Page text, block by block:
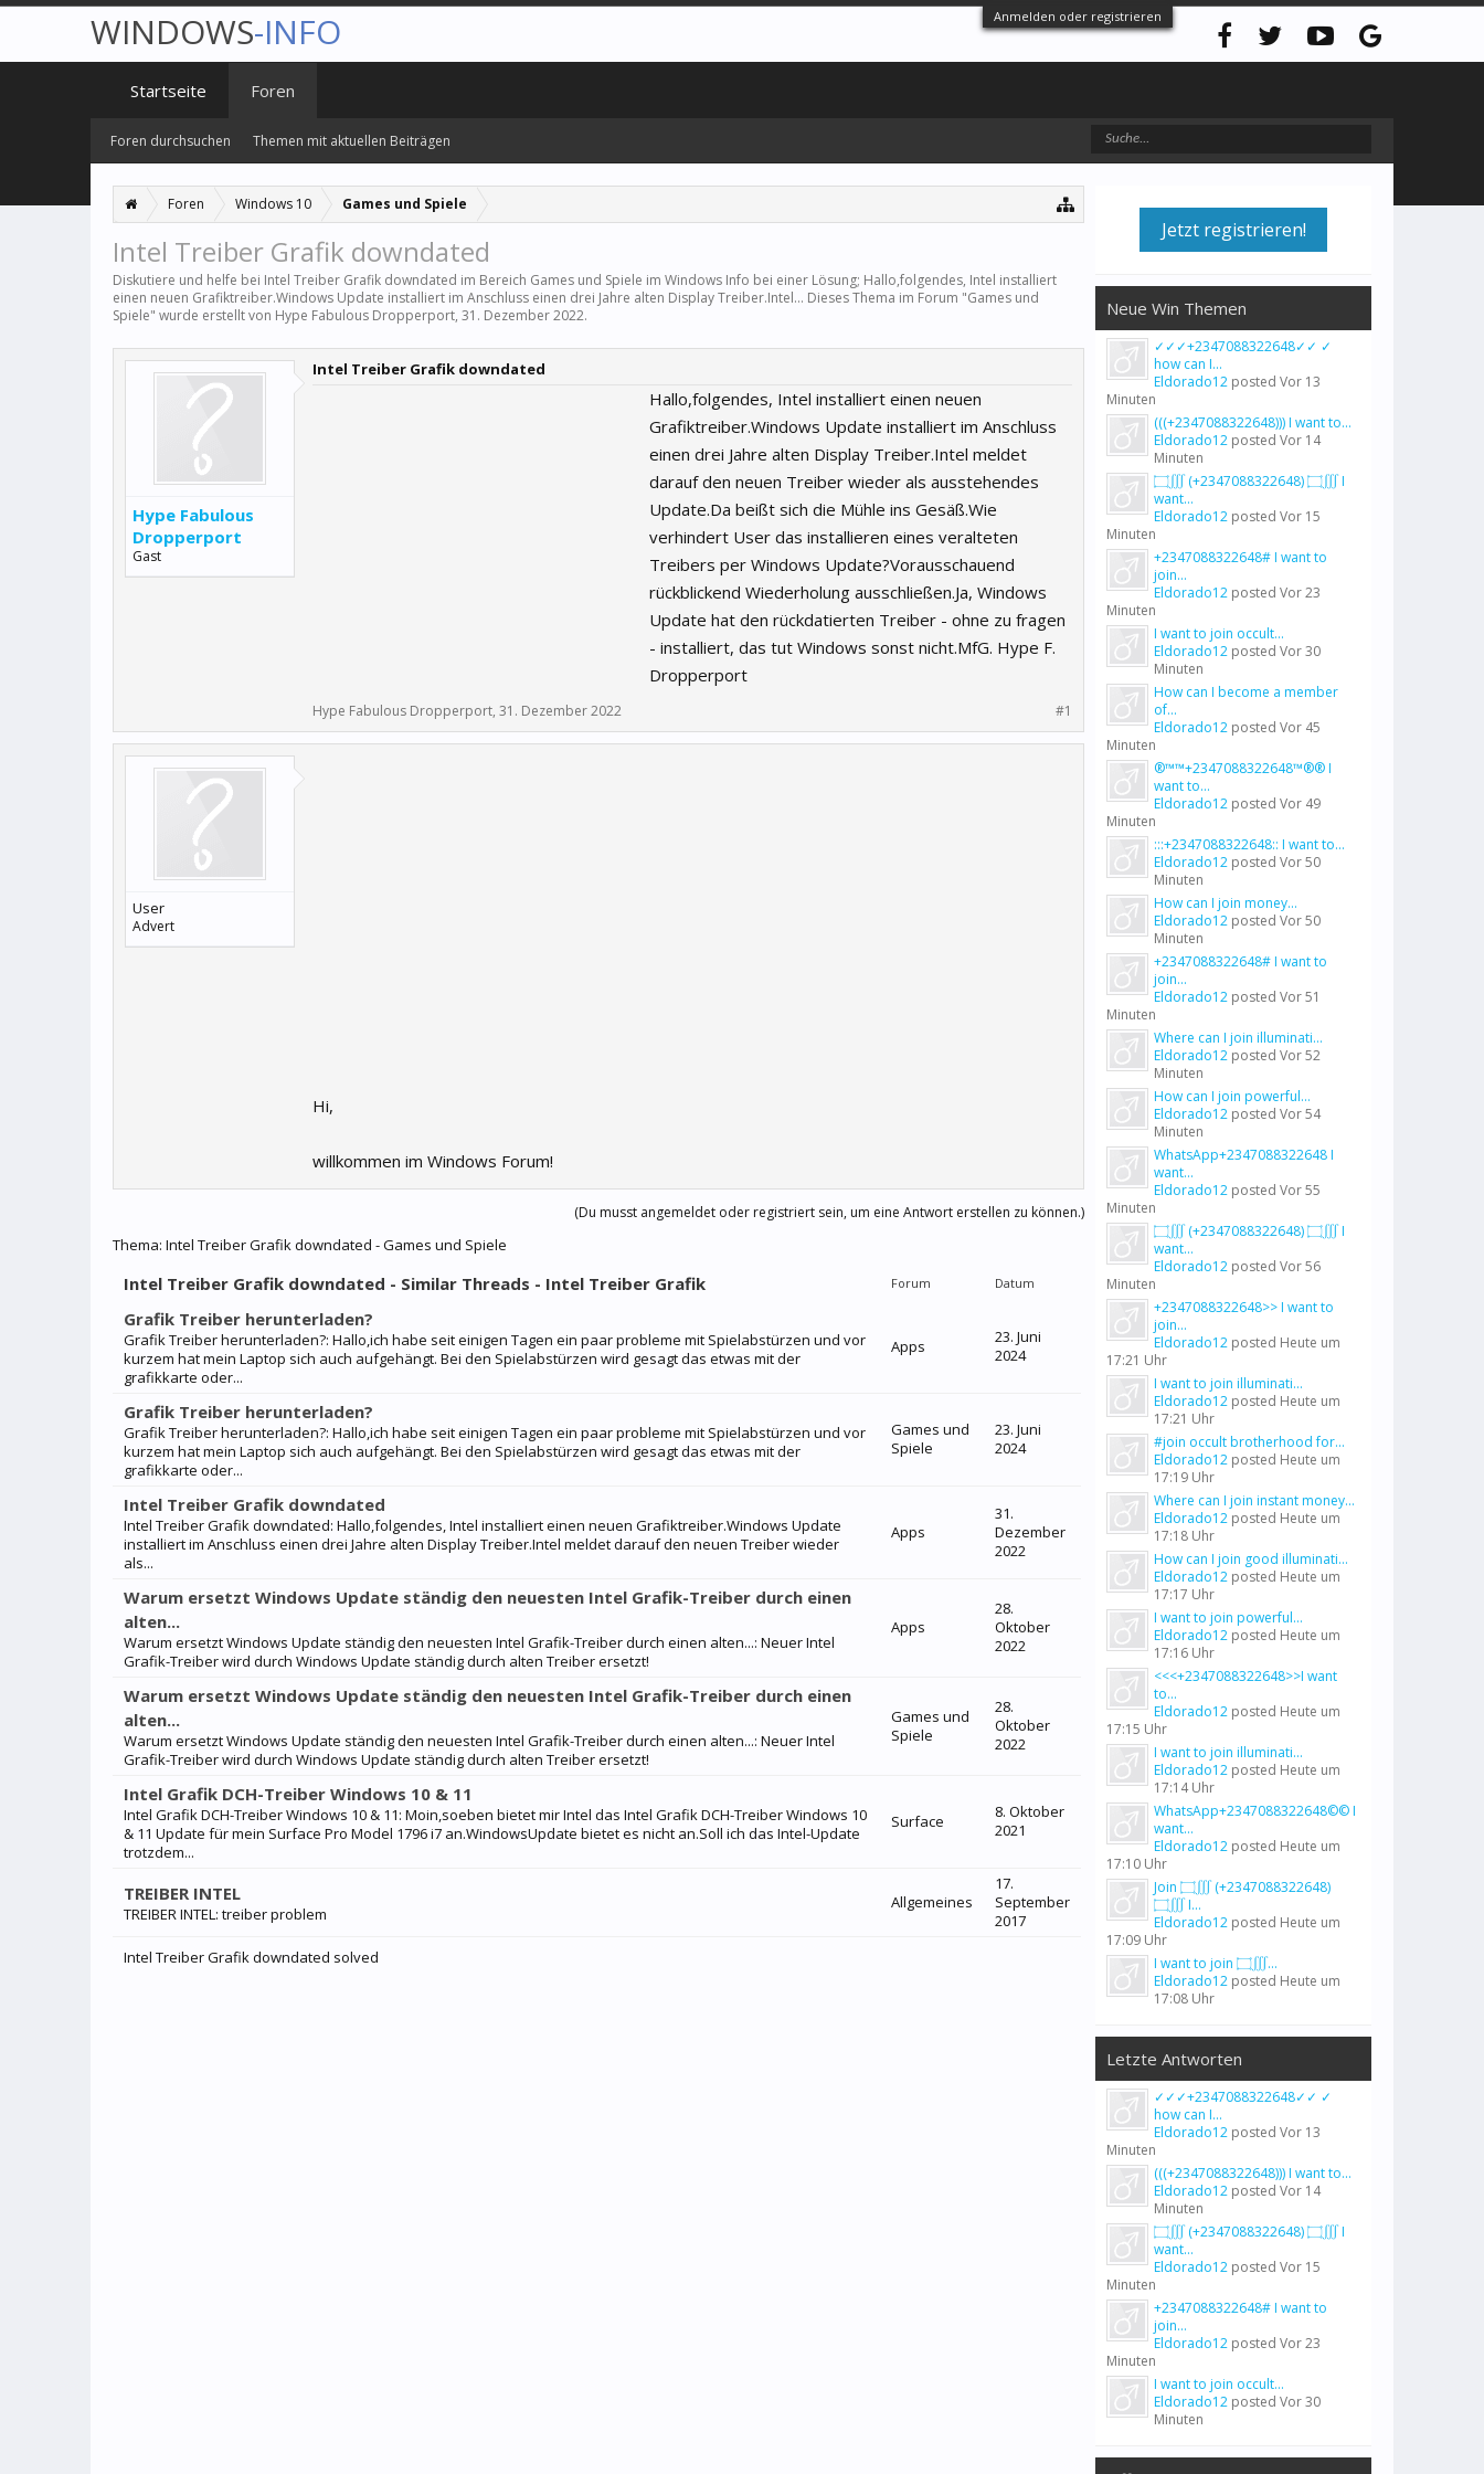
Anmelden oder registrieren
Foren Windows 10 Games und Spiele
Intel Treiber Grafik downdated
Diskutiere und helfe bei Intel Treiber Grafik downdated im Bereich Games und Spiele im Windows Info bei einer Lösung; Hallo,folgendes, Intel installiert
einen neuen Grafiktreiber.Windows Update installiert im Anschluss einen drei Jahre alten Display Treiber.Intel... Dieses Thema im Forum "Games und
Spiele" wurde erstellt von Hype Fabulous Dropperport, 31. Dezember 2022.
Hype Fabulous
Dropperport
Gast
Intel Treiber Grafik downdated
Hallo,folgendes, Intel installiert einen neuen
Grafiktreiber.Windows Update installiert im Anschluss
einen drei Jahre alten Display Treiber.Intel meldet
darauf den neuen Treiber wieder als ausstehendes
Update.Da beißt sich die Mühle ins Gesäß.Wie
verhindert User das installieren eines veralteten
Treibers per Windows Update?Vorausschauend
rückblickend Wiederholung ausschließen.Ja, Windows
Update hat den rückdatierten Treiber - ohne zu fragen
- installiert, das tut Windows sonst nicht.MfG. Hype F.
Dropperport
Hype Fabulous Dropperport, 31. Dezember 2022 #1
User
Advert
Hi,
willkommen im Windows Forum!
(Du musst angemeldet oder registriert sein, um eine Antwort erstellen zu können.)
Thema: Intel Treiber Grafik downdated - Games und Spiele
Intel Treiber Grafik downdated - Similar Threads - Intel Treiber Grafik Forum Datum
Grafik Treiber herunterladen?
Grafik Treiber herunterladen?: Hallo,ich habe seit einigen Tagen ein paar probleme mit Spielabstürzen und vor
kurzem hat mein Laptop sich auch aufgehängt. Bei den Spielabstürzen wird gesagt das etwas mit der
grafikkarte oder...
Apps
23. Juni
2024
Grafik Treiber herunterladen?
Grafik Treiber herunterladen?: Hallo,ich habe seit einigen Tagen ein paar probleme mit Spielabstürzen und vor
kurzem hat mein Laptop sich auch aufgehängt. Bei den Spielabstürzen wird gesagt das etwas mit der
grafikkarte oder...
Games und
Spiele
23. Juni
2024
Intel Treiber Grafik downdated
Intel Treiber Grafik downdated: Hallo,folgendes, Intel installiert einen neuen Grafiktreiber.Windows Update
installiert im Anschluss einen drei Jahre alten Display Treiber.Intel meldet darauf den neuen Treiber wieder
als...
Apps
31.
Dezember
2022
Warum ersetzt Windows Update ständig den neuesten Intel Grafik-Treiber durch einen
alten...
Warum ersetzt Windows Update ständig den neuesten Intel Grafik-Treiber durch einen alten...: Neuer Intel
Grafik-Treiber wird durch Windows Update ständig durch alten Treiber ersetzt!
Apps
28.
Oktober
2022
Warum ersetzt Windows Update ständig den neuesten Intel Grafik-Treiber durch einen
alten...
Warum ersetzt Windows Update ständig den neuesten Intel Grafik-Treiber durch einen alten...: Neuer Intel
Grafik-Treiber wird durch Windows Update ständig durch alten Treiber ersetzt!
Games und
Spiele
28.
Oktober
2022
Intel Grafik DCH-Treiber Windows 10 & 11
Intel Grafik DCH-Treiber Windows 10 & 11: Moin,soeben bietet mir Intel das Intel Grafik DCH-Treiber Windows 10
& 11 Update für mein Surface Pro Model 1796 i7 an.WindowsUpdate bietet es nicht an.Soll ich das Intel-Update
trotzdem...
Surface
8. Oktober
2021
TREIBER INTEL
TREIBER INTEL: treiber problem
Allgemeines
17.
September
2017
Intel Treiber Grafik downdated solved
Jetzt registrieren!
Neue Win Themen
✓✓✓+2347088322648✓✓ ✓
how can I...
Eldorado12 posted Vor 13
Minuten
(((+2347088322648))) I want to...
Eldorado12 posted Vor 14
Minuten
۝∭ (+2347088322648) ۝∭ I
want...
Eldorado12 posted Vor 15
Minuten
+2347088322648# I want to
join...
Eldorado12 posted Vor 23
Minuten
I want to join occult...
Eldorado12 posted Vor 30
Minuten
How can I become a member
of...
Eldorado12 posted Vor 45
Minuten
®™™+2347088322648™®® I
want to...
Eldorado12 posted Vor 49
Minuten
:::+2347088322648:: I want to...
Eldorado12 posted Vor 50
Minuten
How can I join money...
Eldorado12 posted Vor 50
Minuten
+2347088322648# I want to
join...
Eldorado12 posted Vor 51
Minuten
Where can I join illuminati...
Eldorado12 posted Vor 52
Minuten
How can I join powerful...
Eldorado12 posted Vor 54
Minuten
WhatsApp+2347088322648 I
want...
Eldorado12 posted Vor 55
Minuten
۝∭ (+2347088322648) ۝∭ I
want...
Eldorado12 posted Vor 56
Minuten
+2347088322648>> I want to
join...
Eldorado12 posted Heute um
17:21 Uhr
I want to join illuminati...
Eldorado12 posted Heute um
17:21 Uhr
#join occult brotherhood for...
Eldorado12 posted Heute um
17:19 Uhr
Where can I join instant money...
Eldorado12 posted Heute um
17:18 Uhr
How can I join good illuminati...
Eldorado12 posted Heute um
17:17 Uhr
I want to join powerful...
Eldorado12 posted Heute um
17:16 Uhr
<<<+2347088322648>>I want
to...
Eldorado12 posted Heute um
17:15 Uhr
I want to join illuminati...
Eldorado12 posted Heute um
17:14 Uhr
WhatsApp+2347088322648©© I
want...
Eldorado12 posted Heute um
17:10 Uhr
Join ۝∭ (+2347088322648)
۝∭ I...
Eldorado12 posted Heute um
17:09 Uhr
I want to join ۝∭...
Eldorado12 posted Heute um
17:08 Uhr
Letzte Antworten
✓✓✓+2347088322648✓✓ ✓
how can I...
Eldorado12 posted Vor 13
Minuten
(((+2347088322648))) I want to...
Eldorado12 posted Vor 14
Minuten
۝∭ (+2347088322648) ۝∭ I
want...
Eldorado12 posted Vor 15
Minuten
+2347088322648# I want to
join...
Eldorado12 posted Vor 23
Minuten
I want to join occult...
Eldorado12 posted Vor 30
Minuten
WINDOWS-INFO
Startseite Foren
Foren durchsuchen Themen mit aktuellen Beiträgen